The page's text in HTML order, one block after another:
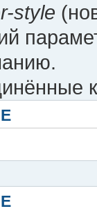
50
2000
time
0
style